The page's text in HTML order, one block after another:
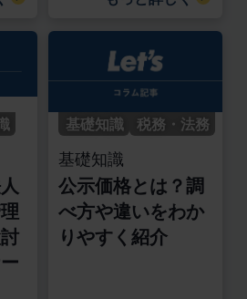
基礎知識 税務・法務
基礎知識
公示価格とは？調
べ方や違いをわか
りやすく紹介